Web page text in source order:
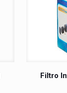
Filtro